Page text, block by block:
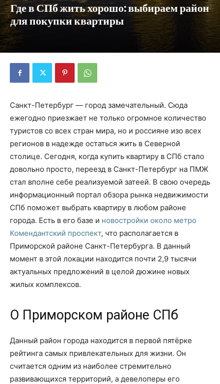
Где в СПб жить хорошо: выбираем район
для покупки квартиры
Санкт-Петербург — город замечательный. Сюда
ежегодно приезжает не только огромное количество
туристов со всех стран мира, но и россияне изо всех
регионов в надежде остаться жить в Северной
столице. Сегодня, когда купить квартиру в СПб стало
довольно просто, переезд в Санкт-Петербург на ПМЖ
стал вполне себе реализуемой затеей. В свою очередь
информационный портал обзора рынка недвижимости
СПб поможет выбрать квартиру в любом районе
города. Есть в его базе и новостройки около метро
Комендантский проспект, что располагается в
Приморской районе Санкт-Петербурга. В данный
момент в этой локации находится почти 2,9 тысячи
актуальных предложений в целой дюжине новых
жилых комплексов.
О Приморском районе СПб
Данный район города находится в первой пятёрке
рейтинга самых привлекательных для жизни. Он
считается одним из наиболее стремительно
развивающихся территорий, а девелоперы его